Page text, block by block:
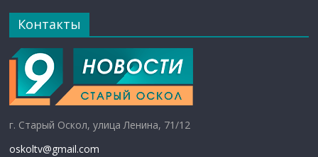
Контакты
г. Старый Оскол, улица Ленина, 71/12
oskoltv@gmail.com